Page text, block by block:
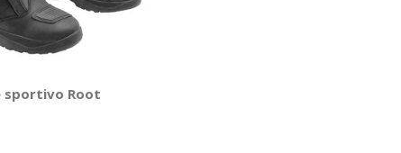
sportivo Root